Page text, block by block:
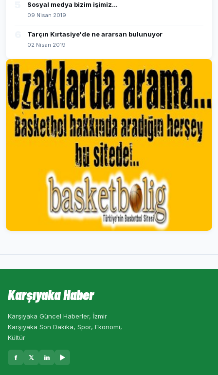
Sosyal medya bizim işimiz...
09 Nisan 2019
Tarçın Kırtasiye'de ne ararsan bulunuyor
02 Nisan 2019
Karşıyaka Haber
Karşıyaka Güncel Haberler, İzmir
Karşıyaka Son Dakika, Spor, Ekonomi,
Kültür
f 𝕏 in ▶